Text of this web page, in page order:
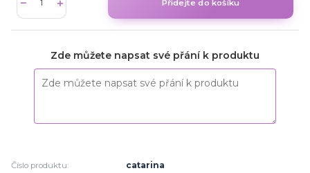
Přidejte do košíku
Zde můžete napsat své přání k produktu
Číslo produktu:
catarina